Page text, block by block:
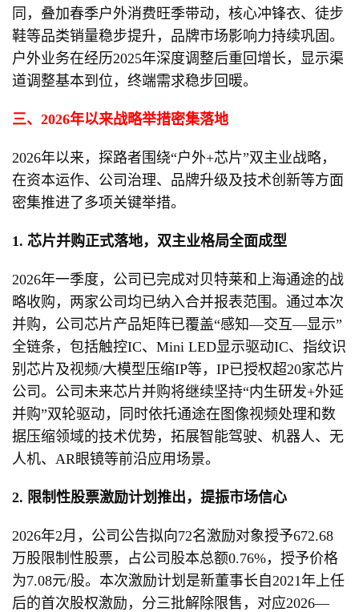
同，叠加春季户外消费旺季带动，核心冲锋衣、徒步
鞋等品类销量稳步提升，品牌市场影响力持续巩固。
户外业务在经历2025年深度调整后重回增长，显示渠
道调整基本到位，终端需求稳步回暖。
三、2026年以来战略举措密集落地
2026年以来，探路者围绕“户外+芯片”双主业战略，
在资本运作、公司治理、品牌升级及技术创新等方面
密集推进了多项关键举措。
1. 芯片并购正式落地，双主业格局全面成型
2026年一季度，公司已完成对贝特莱和上海通途的战
略收购，两家公司均已纳入合并报表范围。通过本次
并购，公司芯片产品矩阵已覆盖“感知—交互—显示”
全链条，包括触控IC、Mini LED显示驱动IC、指纹识
别芯片及视频/大模型压缩IP等，IP已授权超20家芯片
公司。公司未来芯片并购将继续坚持“内生研发+外延
并购”双轮驱动，同时依托通途在图像视频处理和数
据压缩领域的技术优势，拓展智能驾驶、机器人、无
人机、AR眼镜等前沿应用场景。
2. 限制性股票激励计划推出，提振市场信心
2026年2月，公司公告拟向72名激励对象授予672.68
万股限制性股票，占公司股本总额0.76%，授予价格
为7.08元/股。本次激励计划是新董事长自2021年上任
后的首次股权激励，分三批解除限售，对应2026—